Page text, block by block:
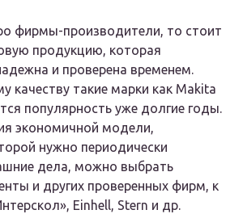
фирмы-производители, то стоит
продукцию, которая
и проверена временем.
качеству такие марки как Makita
популярность уже долгие годы.
экономичной модели,
нужно периодически
дела, можно выбрать
и других проверенных фирм, к
Einhell, Stern и др.